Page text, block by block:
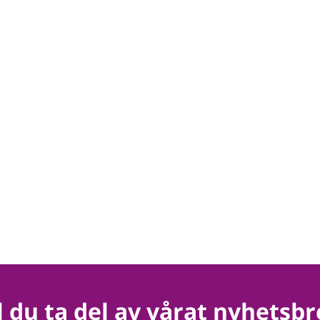
du ta del av vårat